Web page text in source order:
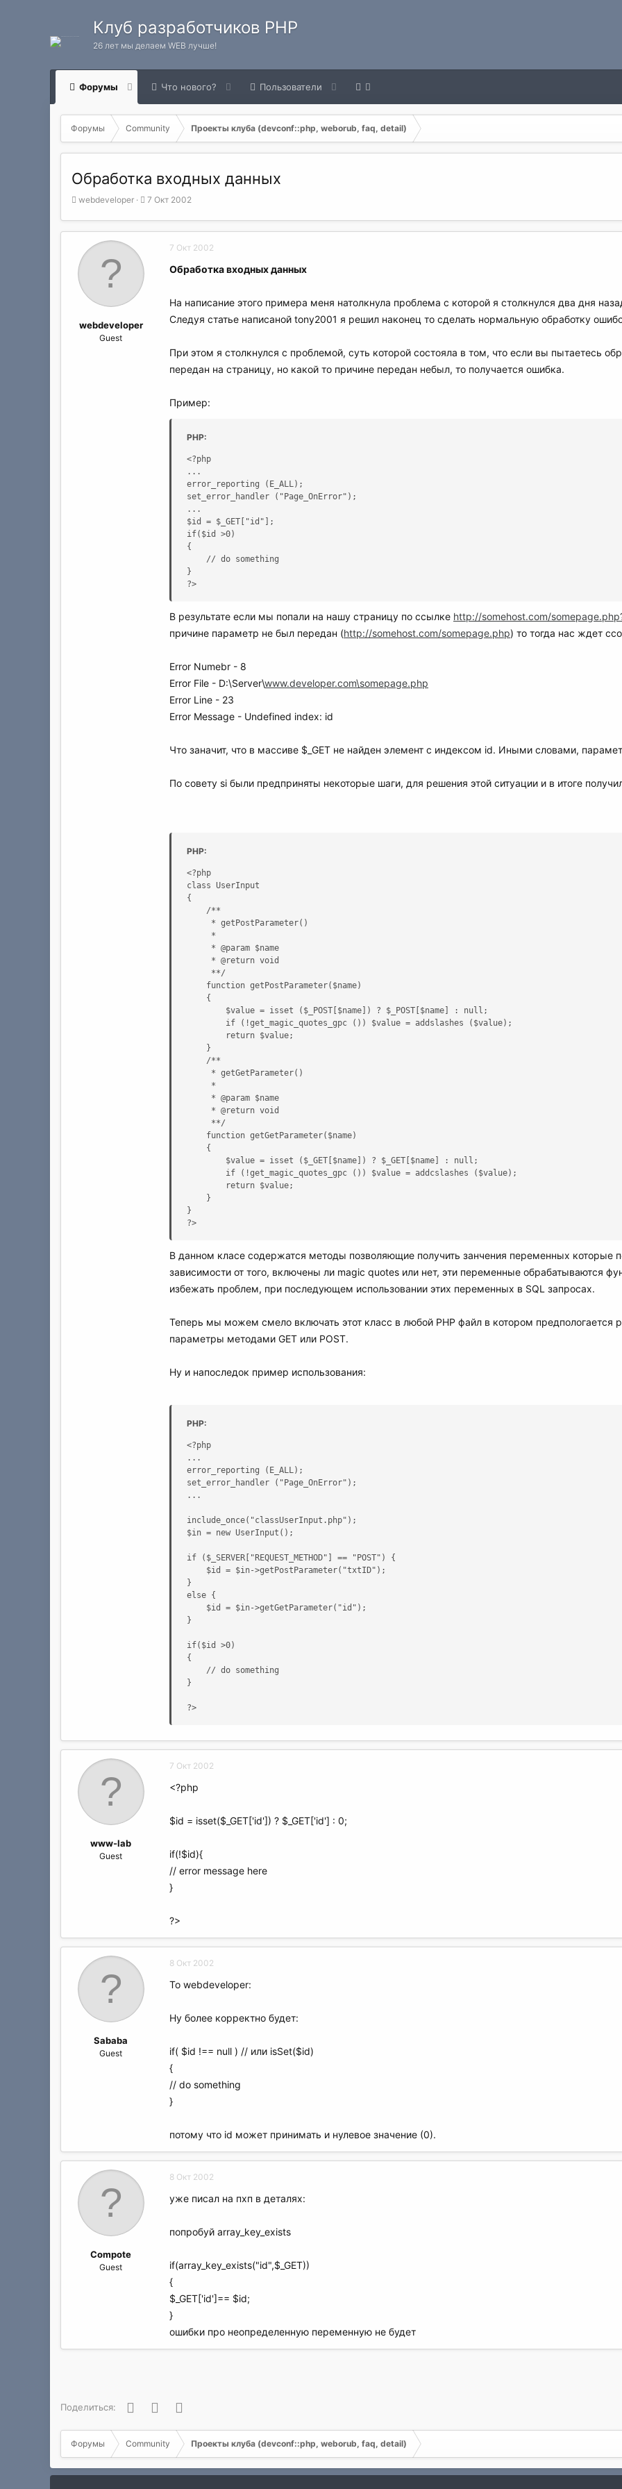
Клуб разработчиков PHP
26 лет мы делаем WEB лучше!
Форумы Что нового? Пользователи
Форумы Community Проекты клуба (devconf::php, weborub, faq, detail)
Обработка входных данных
А
т
т
е
м
webdeveloper
Д
т
7 Окт 2002
webdeveloper
Guest
7 Окт 2002
Обработка входных данных
На написание этого примера меня натолкнула проблема с которой я столкнулся два дня
Следуя статье написаной tony2001 я решил наконец то сделать нормальную обработку
При этом я столкнулся с проблемой, суть которой состояла в том, что если вы пытаетесь
передан на страницу, но какой то причине передан небыл, то получается ошибка.
Пример:
PHP:
<?php
...
error_reporting (E_ALL);
set_error_handler ("Page_OnError");
...
$id = $_GET["id"];
if($id >0)
{
    // do something
}
?>
В результате если мы попали на нашу страницу по ссылке http://somehost.com/
причине параметр не был передан (http://somehost.com/somepage.php) то тогда нас ждет
Error Numebr - 8
Error File - D:\Server\www.developer.com\somepage.php
Error Line - 23
Error Message - Undefined index: id
Что заначит, что в массиве $_GET не найден элемент с индексом id. Иными словами,
По совету si были предприняты некоторые шаги, для решения этой ситуации и в итоге
PHP:
<?php
class UserInput
{
}
?>
В данном класе содержатся методы позволяющие получить занчения переменных которые
зависимости от того, включены ли magic quotes или нет, эти переменные обрабатываются
избежать проблем, при последующем использовании этих переменных в SQL запросах.
Теперь мы можем смело включать этот класс в любой РНР файл в котором предпологается
параметры методами GET или POST.
Ну и напоследок пример использования:
PHP:
<?php
...
error_reporting (E_ALL);
set_error_handler ("Page_OnError");
...
include_once("classUserInput.php");
$in = new UserInput();
if ($_SERVER["REQUEST_METHOD"] == "POST") {
}
else {
}
if($id >0)
{
    // do something
}
?>
www-lab
Guest
7 Окт 2002
<?php
$id = isset($_GET['id']) ? $_GET['id'] : 0;
if(!$id){
// error message here
}
?>
Sababa
Guest
8 Окт 2002
To webdeveloper:
Ну более корректно будет:
if( $id !== null ) // или isSet($id)
{
// do something
}
потому что id может принимать и нулевое значение (0).
Compote
Guest
8 Окт 2002
уже писал на пхп в деталях:
попробуй array_key_exists
if(array_key_exists("id",$_GET))
{
$_GET['id']== $id;
}
ошибки про неопределенную переменную не будет
Поделиться: Facebook
Twitter
Форумы Community Проекты клуба (devconf::php, weborub, faq, detail)